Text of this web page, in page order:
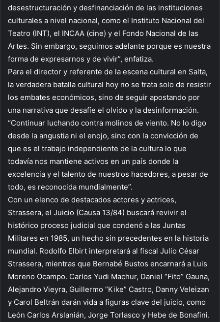
desestructuración y desfinanciación de las instituciones
culturales a nivel nacional, como el Instituto Nacional del
Teatro (INT), el INCAA (cine) y el Fondo Nacional de las
Artes. Sin embargo, seguimos adelante porque es nuestra
forma de expresarnos y de vivir”, enfatiza.
Para el director y referente de la escena cultural en Salta,
la verdadera batalla cultural hoy no se trata solo de resistir
los embates económicos, sino de seguir apostando por
una narrativa que desafíe el olvido y la desinformación.
“Continuar luchando contra molinos de viento. No lo digo
desde la angustia ni el enojo, sino con la convicción de
que es el trabajo independiente de la cultura lo que
todavía nos mantiene activos en un país donde la
excelencia y el talento de nuestros hacedores, a pesar de
todo, es reconocida mundialmente”.
Con un elenco de destacados actores y actrices,
Strassera, el Juicio (Causa 13/84) buscará revivir el
histórico proceso judicial que condenó a las Juntas
Militares en 1985, un hecho sin precedentes en la historia
mundial. Rodolfo Elbirt interpretará al fiscal Julio César
Strassera, mientras que Bernabé Bustos encarnará a Luis
Moreno Ocampo. Carlos Yudi Machur, Daniel “Fito” Gauna,
Alejandro Vieyra, Guillermo “Kike” Castro, Danny Veleizan
y Carol Beltrán darán vida a figuras clave del juicio, como
León Carlos Arslanián, Jorge Torlasco y Hebe de Bonafini.